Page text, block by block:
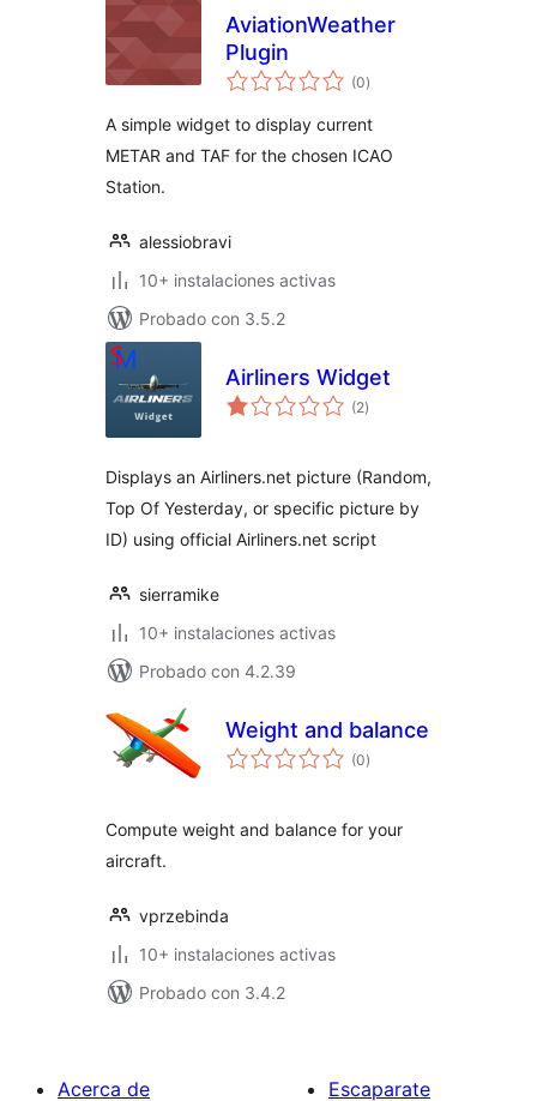
AviationWeather
Plugin
(0total
de
)
A simple widget to display current
METAR and TAF for the chosen ICAO
Station.
alessiobravi
10+ instalaciones activas
Probado con 3.5.2
Airliners Widget
(2total
de
)
Displays an Airliners.net picture (Random,
Top Of Yesterday, or specific picture by
ID) using official Airliners.net script
sierramike
10+ instalaciones activas
Probado con 4.2.39
Weight and balance
(0total
de
)
Compute weight and balance for your
aircraft.
vprzebinda
10+ instalaciones activas
Probado con 3.4.2
Acerca de
Escaparate